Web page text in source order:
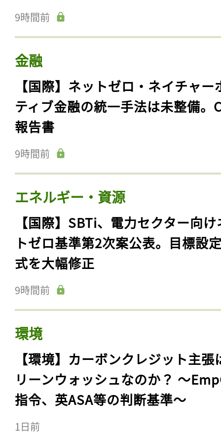
9時間前
金融
【国際】ネットゼロ・ネイチャー
ティブ金融の統一手法は未整備。
報告書
9時間前
エネルギー・資源
【国際】SBTi、電力セクター向
トゼロ基準第2次案公表。目標設
式を大幅修正
9時間前
環境
【環境】カーボンクレジット主張
リーンウォッシュなのか？ 〜
指令、英ASA等の判断基準〜
1日前